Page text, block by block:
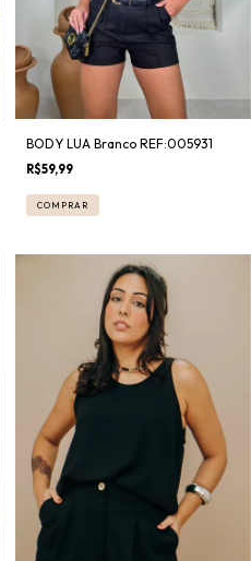
BODY LUA Branco REF:005931
R$59,99
COMPRAR